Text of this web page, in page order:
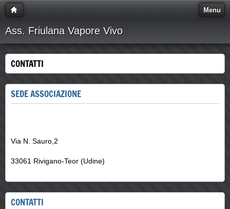
Menu
Ass. Friulana Vapore Vivo
CONTATTI
SEDE ASSOCIAZIONE
Via N. Sauro,2
33061 Rivigano-Teor (Udine)
CONTATTI